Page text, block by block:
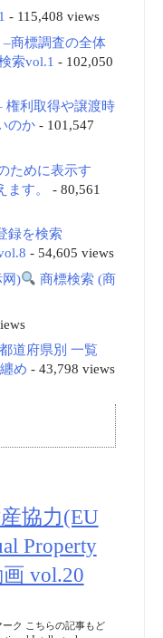
- 115,408 views
–商標調査の全体
索vol.1 - 102,050
権利取得や譲渡時
のか- 101,547
ために表示す
す。
- 80,561
録を検索
- 54,605 views
)
商標検索 (商
道府県別 一覧
め - 43,798 views
協力(EU
Property
vol.20
ク こちらの記事もど